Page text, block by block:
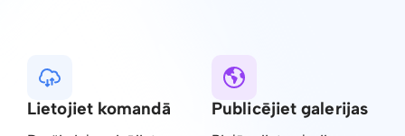
Lietojiet komandā Publicējiet galerijas